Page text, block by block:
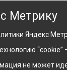
Метрику
Яндекс
не может